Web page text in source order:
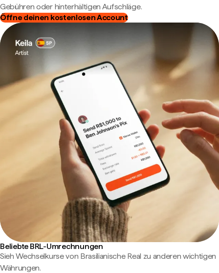
Gebühren oder hinterhältigen Aufschläge.
Öffne deinen kostenlosen Account
Beliebte BRL-Umrechnungen
Sieh Wechselkurse von Brasilianische Real zu anderen wichtigen
Währungen.